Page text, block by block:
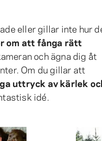
eller gillar inte hur
om att fånga rätt
och ägna dig åt
Om du gillar att
uttryck av kärlek
idé.